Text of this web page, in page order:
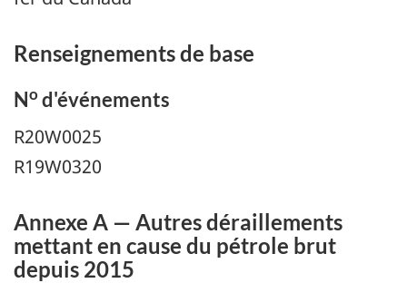
Renseignements de base
No d'événements
R20W0025
R19W0320
Annexe A — Autres déraillements
mettant en cause du pétrole brut
depuis 2015